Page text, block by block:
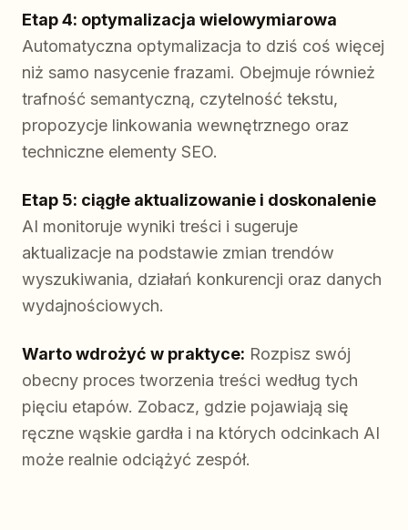
Etap 4: optymalizacja wielowymiarowa
Automatyczna optymalizacja to dziś coś więcej
niż samo nasycenie frazami. Obejmuje również
trafność semantyczną, czytelność tekstu,
propozycje linkowania wewnętrznego oraz
techniczne elementy SEO.
Etap 5: ciągłe aktualizowanie i doskonalenie
AI monitoruje wyniki treści i sugeruje
aktualizacje na podstawie zmian trendów
wyszukiwania, działań konkurencji oraz danych
wydajnościowych.
Warto wdrożyć w praktyce: Rozpisz swój
obecny proces tworzenia treści według tych
pięciu etapów. Zobacz, gdzie pojawiają się
ręczne wąskie gardła i na których odcinkach AI
może realnie odciążyć zespół.